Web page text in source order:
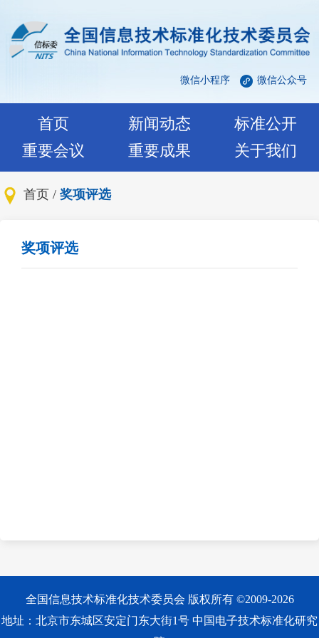
微信小程序 微信公众号
首页 新闻动态
标准公开
重要会议
重要成果 关于我们
首页 / 奖项评选
奖项评选
全国信息技术标准化技术委员会 版权所有 ©2009-2026
地址：北京市东城区安定门东大街1号 中国电子技术标准化研究